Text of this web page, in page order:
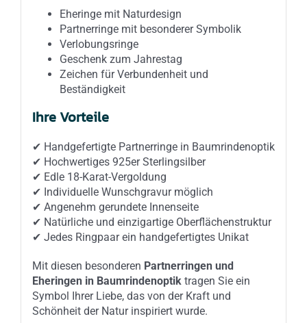
Eheringe mit Naturdesign
Partnerringe mit besonderer Symbolik
Verlobungsringe
Geschenk zum Jahrestag
Zeichen für Verbundenheit und
Beständigkeit
Ihre Vorteile
✔ Handgefertigte Partnerringe in Baumrindenoptik
✔ Hochwertiges 925er Sterlingsilber
✔ Edle 18-Karat-Vergoldung
✔ Individuelle Wunschgravur möglich
✔ Angenehm gerundete Innenseite
✔ Natürliche und einzigartige Oberflächenstruktur
✔ Jedes Ringpaar ein handgefertigtes Unikat
Mit diesen besonderen Partnerringen und
Eheringen in Baumrindenoptik tragen Sie ein
Symbol Ihrer Liebe, das von der Kraft und
Schönheit der Natur inspiriert wurde.